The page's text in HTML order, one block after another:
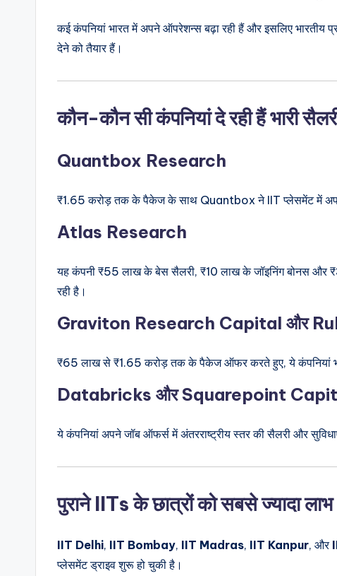
कई कंपनियां भारत में अपने ऑपरेशन्स बढ़ा रही हैं और इसलिए भारतीय
देने को तैयार हैं।
कौन-कौन सी कंपनियां दे रही हैं भारी
Quantbox Research
₹1.65 करोड़ तक के पैकेज के साथ Quantbox ने IIT प्लेसमेंट में
Atlas Research
यह कंपनी ₹55 लाख के बेस सैलरी, ₹10 लाख के जॉइनिंग बोनस
रही है।
Graviton Research Capital और
₹65 लाख से ₹1.65 करोड़ तक के पैकेज ऑफर करते हुए, ये कंपनियां
Databricks और Squarepoint
ये कंपनियां अपने जॉब ऑफर्स में अंतरराष्ट्रीय स्तर की सैलरी और
पुराने IITs के छात्रों को सबसे ज्यादा लाभ
IIT Delhi, IIT Bombay, IIT Madras, IIT Kanpur, और
प्लेसमेंट ड्राइव शुरू हो चुकी है।